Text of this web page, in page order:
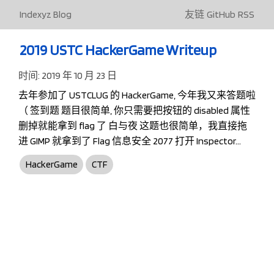
Indexyz Blog 友链 GitHub RSS
2019 USTC HackerGame Writeup
时间: 2019 年 10 月 23 日
去年参加了 USTCLUG 的 HackerGame, 今年我又来答题啦
（ 签到题 题目很简单, 你只需要把按钮的 disabled 属性
删掉就能拿到 flag 了 白与夜 这题也很简单，我直接拖
进 GIMP 就拿到了 Flag 信息安全 2077 打开 Inspector…
HackerGame CTF